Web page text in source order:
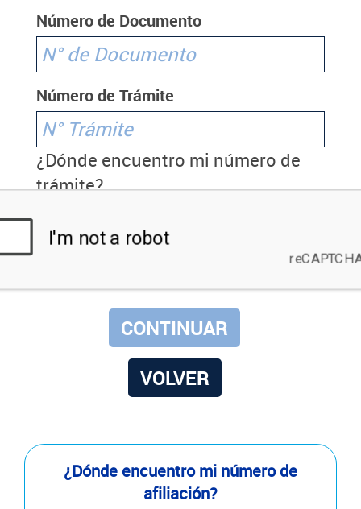
Número de Documento
Número de Trámite
¿Dónde encuentro mi número de
trámite?
VOLVER
¿Dónde encuentro mi número de
afiliación?